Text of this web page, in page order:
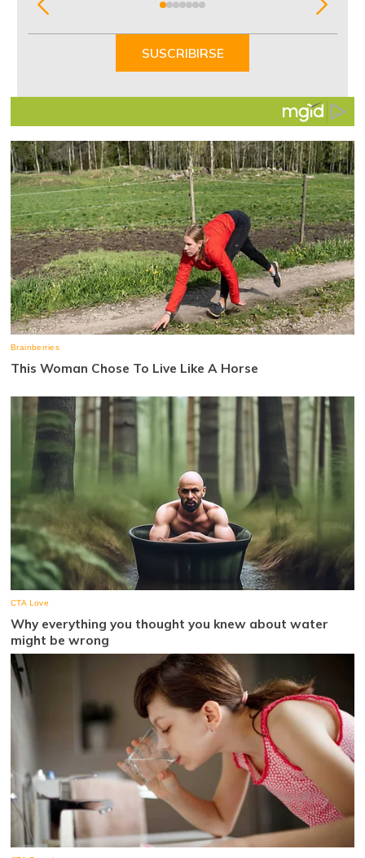
SUSCRIBIRSE